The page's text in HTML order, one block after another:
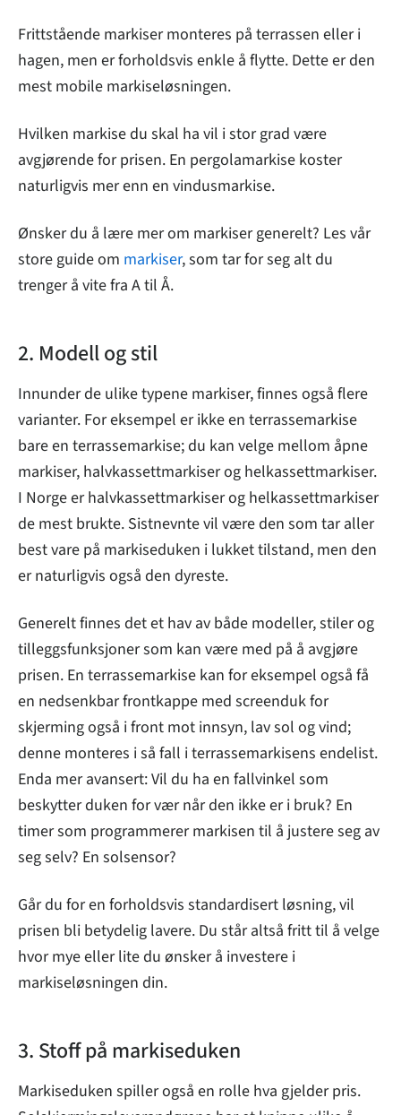
Frittstående markiser monteres på terrassen eller i
hagen, men er forholdsvis enkle å flytte. Dette er den
mest mobile markiseløsningen.
Hvilken markise du skal ha vil i stor grad være
avgjørende for prisen. En pergolamarkise koster
naturligvis mer enn en vindusmarkise.
Ønsker du å lære mer om markiser generelt? Les vår
store guide om markiser, som tar for seg alt du
trenger å vite fra A til Å.
2. Modell og stil
Innunder de ulike typene markiser, finnes også flere
varianter. For eksempel er ikke en terrassemarkise
bare en terrassemarkise; du kan velge mellom åpne
markiser, halvkassettmarkiser og helkassettmarkiser.
I Norge er halvkassettmarkiser og helkassettmarkiser
de mest brukte. Sistnevnte vil være den som tar aller
best vare på markiseduken i lukket tilstand, men den
er naturligvis også den dyreste.
Generelt finnes det et hav av både modeller, stiler og
tilleggsfunksjoner som kan være med på å avgjøre
prisen. En terrassemarkise kan for eksempel også få
en nedsenkbar frontkappe med screenduk for
skjerming også i front mot innsyn, lav sol og vind;
denne monteres i så fall i terrassemarkisens endelist.
Enda mer avansert: Vil du ha en fallvinkel som
beskytter duken for vær når den ikke er i bruk? En
timer som programmerer markisen til å justere seg av
seg selv? En solsensor?
Går du for en forholdsvis standardisert løsning, vil
prisen bli betydelig lavere. Du står altså fritt til å velge
hvor mye eller lite du ønsker å investere i
markiseløsningen din.
3. Stoff på markiseduken
Markiseduken spiller også en rolle hva gjelder pris.